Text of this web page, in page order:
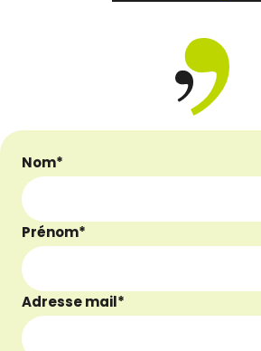
Nom*
Prénom*
Adresse mail*